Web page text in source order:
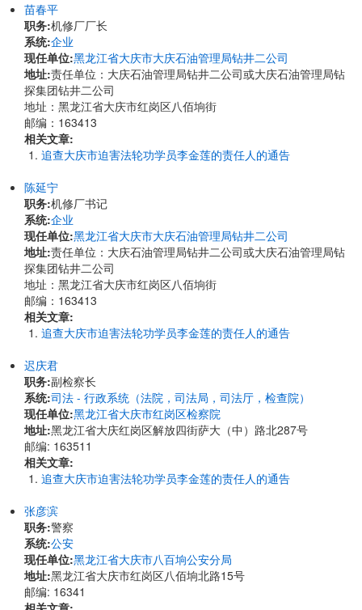
苗春平
职务:机修厂厂长
系统:企业
现任单位:黑龙江省大庆市大庆石油管理局钻井二公司
地址:责任单位：大庆石油管理局钻井二公司或大庆石油管理局钻
探集团钻井二公司
地址：黑龙江省大庆市红岗区八佰垧街
邮编：163413
相关文章:
追查大庆市迫害法轮功学员李金莲的责任人的通告
陈延宁
职务:机修厂书记
系统:企业
现任单位:黑龙江省大庆市大庆石油管理局钻井二公司
地址:责任单位：大庆石油管理局钻井二公司或大庆石油管理局钻
探集团钻井二公司
地址：黑龙江省大庆市红岗区八佰垧街
邮编：163413
相关文章:
追查大庆市迫害法轮功学员李金莲的责任人的通告
迟庆君
职务:副检察长
系统:司法 - 行政系统（法院，司法局，司法厅，检查院）
现任单位:黑龙江省大庆市红岗区检察院
地址:黑龙江省大庆红岗区解放四街萨大（中）路北287号
邮编: 163511
相关文章:
追查大庆市迫害法轮功学员李金莲的责任人的通告
张彦滨
职务:警察
系统:公安
现任单位:黑龙江省大庆市八百垧公安分局
地址:黑龙江省大庆市红岗区八佰垧北路15号
邮编: 16341